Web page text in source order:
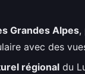
Grandes Alpes,
avec des
régional du